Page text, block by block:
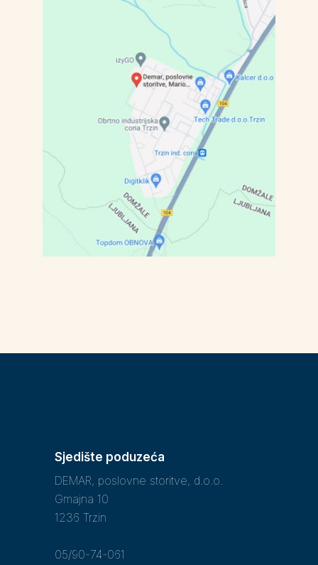
Sjedište poduzeća
DEMAR, poslovne storitve, d.o.o.
Gmajna 10
1236 Trzin
05/90-74-061